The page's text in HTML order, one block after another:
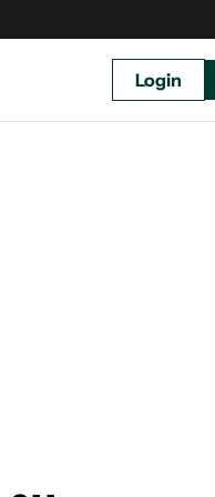
Login